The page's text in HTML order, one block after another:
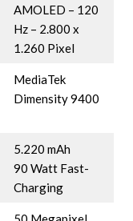
AMOLED – 120
Hz – 2.800 x
1.260 Pixel
MediaTek
Dimensity 9400
5.220 mAh
90 Watt Fast-
Charging